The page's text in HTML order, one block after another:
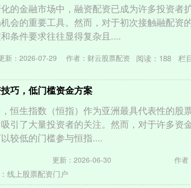
的金融市场中，融资配资已成为许多投资者
会的重要工具。然而，对于初次接触融配资
条件要求往往显得复杂且....
新：2026-07-29 作者：财云股票配资 阅读： 188 栏
巧，低门槛资金方案
恒生指数（恒指）作为亚洲最具代表性的股
引了大量投资者的关注。然而，对于许多资
较低的门槛参与恒指....
更新：2026-06-30 作者
线上股票配资门户